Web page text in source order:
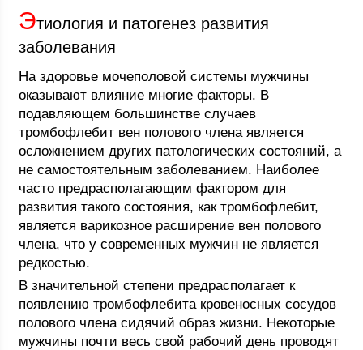
Этиология и патогенез развития
заболевания
На здоровье мочеполовой системы мужчины
оказывают влияние многие факторы. В
подавляющем большинстве случаев
тромбофлебит вен полового члена является
осложнением других патологических состояний, а
не самостоятельным заболеванием. Наиболее
часто предрасполагающим фактором для
развития такого состояния, как тромбофлебит,
является варикозное расширение вен полового
члена, что у современных мужчин не является
редкостью.
В значительной степени предрасполагает к
появлению тромбофлебита кровеносных сосудов
полового члена сидячий образ жизни. Некоторые
мужчины почти весь свой рабочий день проводят